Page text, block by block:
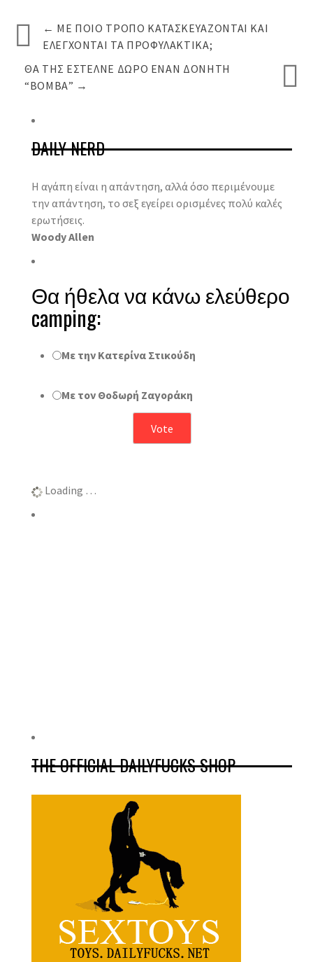
← ΜΕ ΠΟΙΟ ΤΡΌΠΟ ΚΑΤΑΣΚΕΥΆΖΟΝΤΑΙ ΚΑΙ
ΕΛΈΓΧΟΝΤΑΙ ΤΑ ΠΡΟΦΥΛΑΚΤΙΚΆ;
ΘΑ ΤΗΣ ΈΣΤΕΛΝΕ ΔΏΡΟ ΈΝΑΝ ΔΟΝΗΤΉ
“ΒΌΜΒΑ” →
DAILY NERD
Η αγάπη είναι η απάντηση, αλλά όσο περιμένουμε
την απάντηση, το σεξ εγείρει ορισμένες πολύ καλές
ερωτήσεις.
Woody Allen
Θα ήθελα να κάνω ελεύθερο
camping:
Με την Κατερίνα Στικούδη
Με τον Θοδωρή Ζαγοράκη
Loading …
THE OFFICIAL DAILYFUCKS SHOP